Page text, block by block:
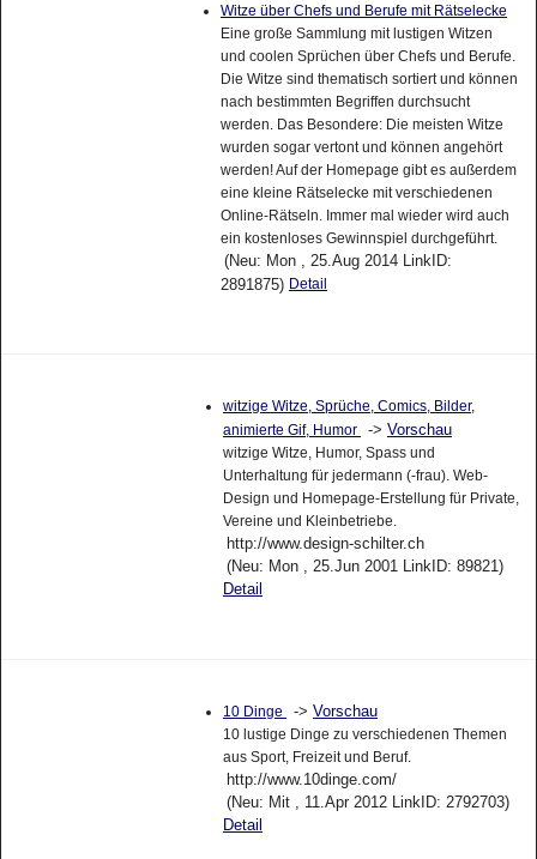
Witze über Chefs und Berufe mit Rätselecke
Eine große Sammlung mit lustigen Witzen
und coolen Sprüchen über Chefs und Berufe.
Die Witze sind thematisch sortiert und können
nach bestimmten Begriffen durchsucht
werden. Das Besondere: Die meisten Witze
wurden sogar vertont und können angehört
werden! Auf der Homepage gibt es außerdem
eine kleine Rätselecke mit verschiedenen
Online-Rätseln. Immer mal wieder wird auch
ein kostenloses Gewinnspiel durchgeführt.
(Neu: Mon , 25.Aug 2014 LinkID:
2891875) Detail
witzige Witze, Sprüche, Comics, Bilder,
animierte Gif, Humor
-> Vorschau
witzige Witze, Humor, Spass und
Unterhaltung für jedermann (-frau). Web-
Design und Homepage-Erstellung für Private,
Vereine und Kleinbetriebe.
http://www.design-schilter.ch
(Neu: Mon , 25.Jun 2001 LinkID: 89821)
Detail
10 Dinge -> Vorschau
10 lustige Dinge zu verschiedenen Themen
aus Sport, Freizeit und Beruf.
http://www.10dinge.com/
(Neu: Mit , 11.Apr 2012 LinkID: 2792703)
Detail